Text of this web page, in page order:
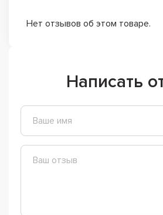
Нет отзывов об этом товаре.
Написать